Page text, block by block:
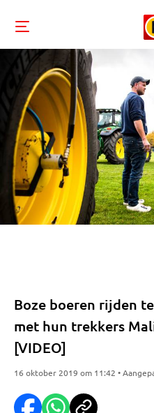
Boze boeren rijden
met hun trekkers
[VIDEO]
16 oktober 2019 om 11:42 •